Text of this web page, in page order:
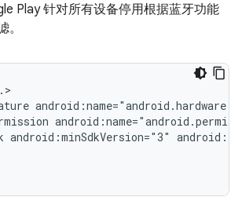
Play 针对所有设备停用根据蓝牙功能
。
android:minSdkVersion="3"